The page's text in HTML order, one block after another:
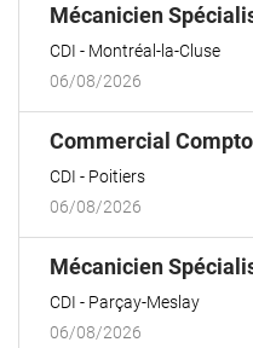
Mécanicien
CDI
Montréal-la-Cluse
06/08/2026
Commercial
CDI
Poitiers
06/08/2026
Mécanicien
CDI
Parçay-Meslay
06/08/2026